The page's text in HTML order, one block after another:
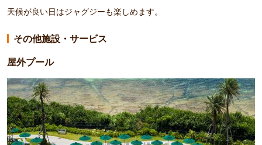
天候が良い日はジャグジーも楽しめます。
その他施設・サービス
屋外プール